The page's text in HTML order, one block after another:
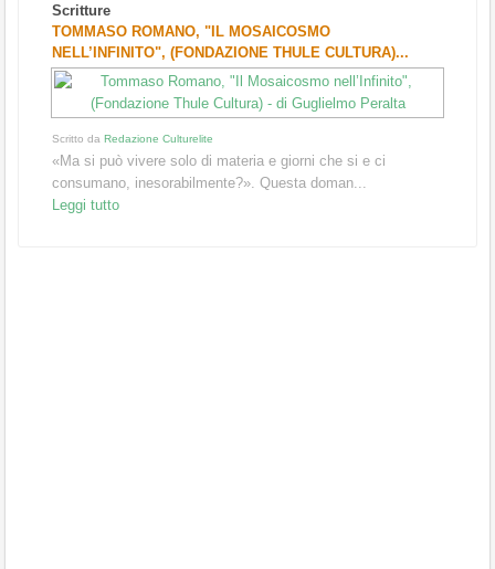
Scritture
TOMMASO ROMANO, "IL MOSAICOSMO
NELL’INFINITO", (FONDAZIONE THULE CULTURA)...
Scritto da Redazione Culturelite
«Ma si può vivere solo di materia e giorni che si e ci
consumano, inesorabilmente?». Questa doman...
Leggi tutto